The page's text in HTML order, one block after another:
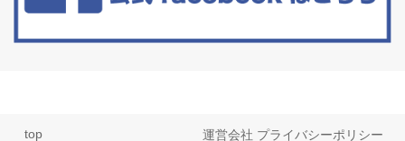
top 運営会社 プライバシーポリシー